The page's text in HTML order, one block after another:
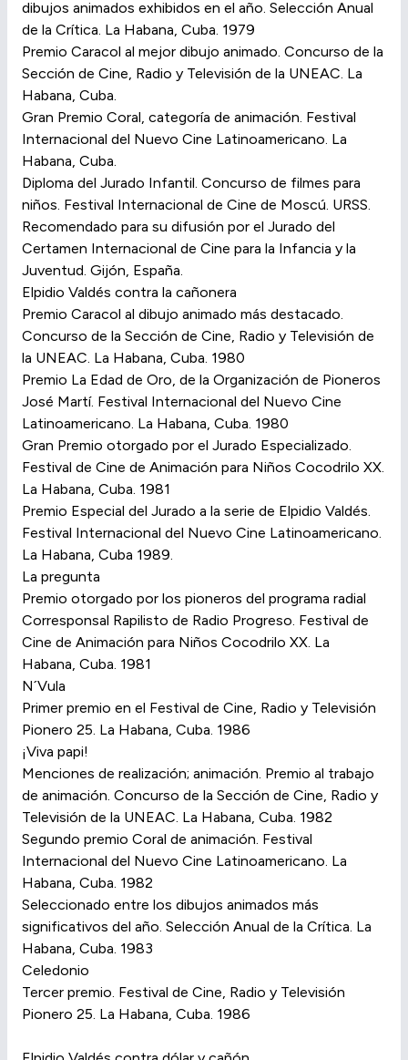
dibujos animados exhibidos en el año. Selección Anual
de la Crítica. La Habana, Cuba. 1979
Premio Caracol al mejor dibujo animado. Concurso de la
Sección de Cine, Radio y Televisión de la UNEAC. La
Habana, Cuba.
Gran Premio Coral, categoría de animación. Festival
Internacional del Nuevo Cine Latinoamericano. La
Habana, Cuba.
Diploma del Jurado Infantil. Concurso de filmes para
niños. Festival Internacional de Cine de Moscú. URSS.
Recomendado para su difusión por el Jurado del
Certamen Internacional de Cine para la Infancia y la
Juventud. Gijón, España.
Elpidio Valdés contra la cañonera
Premio Caracol al dibujo animado más destacado.
Concurso de la Sección de Cine, Radio y Televisión de
la UNEAC. La Habana, Cuba. 1980
Premio La Edad de Oro, de la Organización de Pioneros
José Martí. Festival Internacional del Nuevo Cine
Latinoamericano. La Habana, Cuba. 1980
Gran Premio otorgado por el Jurado Especializado.
Festival de Cine de Animación para Niños Cocodrilo XX.
La Habana, Cuba. 1981
Premio Especial del Jurado a la serie de Elpidio Valdés.
Festival Internacional del Nuevo Cine Latinoamericano.
La Habana, Cuba 1989.
La pregunta
Premio otorgado por los pioneros del programa radial
Corresponsal Rapilisto de Radio Progreso. Festival de
Cine de Animación para Niños Cocodrilo XX. La
Habana, Cuba. 1981
N´Vula
Primer premio en el Festival de Cine, Radio y Televisión
Pionero 25. La Habana, Cuba. 1986
¡Viva papi!
Menciones de realización; animación. Premio al trabajo
de animación. Concurso de la Sección de Cine, Radio y
Televisión de la UNEAC. La Habana, Cuba. 1982
Segundo premio Coral de animación. Festival
Internacional del Nuevo Cine Latinoamericano. La
Habana, Cuba. 1982
Seleccionado entre los dibujos animados más
significativos del año. Selección Anual de la Crítica. La
Habana, Cuba. 1983
Celedonio
Tercer premio. Festival de Cine, Radio y Televisión
Pionero 25. La Habana, Cuba. 1986